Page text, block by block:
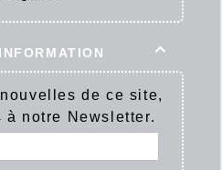

de ce site,
à notre Newsletter.